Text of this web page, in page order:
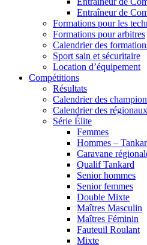
Entraîneur de
Formations pour les
Formations pour arbitres
Calendrier des
Sport sain et sécuritaire
Location d’équipement
Compétitions
Résultats
Calendrier des
Calendrier des régionaux
Série Élite
Femmes
Hommes –
Caravane
Qualif Tankard
Senior hommes
Senior femmes
Double Mixte
Maîtres Masculin
Maîtres Féminin
Fauteuil Roulant
Mixte